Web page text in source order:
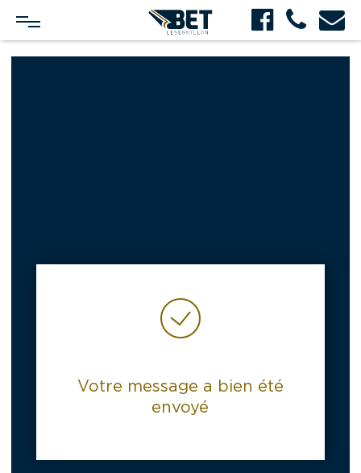
Votre message a bien été
envoyé